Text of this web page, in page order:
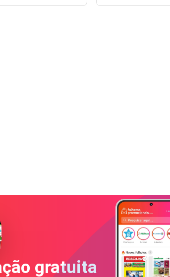
gratuita